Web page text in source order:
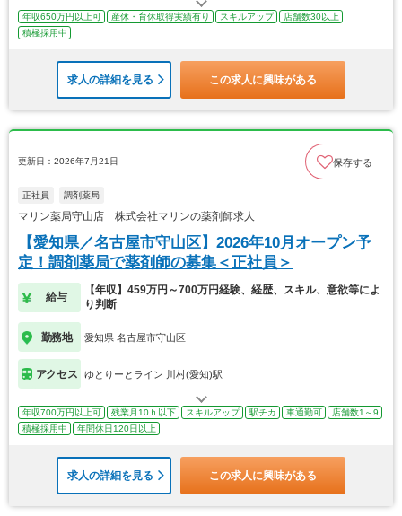
年収650万円以上可 産休・育休取得実績有り スキルアップ
店舗数30以上
積極採用中
求人の詳細を見る この求人に興味がある
更新日：2026年7月21日 保存する
正社員 調剤薬局
マリン薬局守山店 株式会社マリンの薬剤師求人
【愛知県／名古屋市守山区】2026年10月オープン予
定！調剤薬局で薬剤師の募集＜正社員＞
給与
【年収】459万円～700万円経験、経歴、スキル、意欲等によ
り判断
勤務地 愛知県 名古屋市守山区
アクセス ゆとりーとライン 川村(愛知)駅
年収700万円以上可 残業月10ｈ以下 スキルアップ 駅チカ 車通勤可
店舗数1～9
積極採用中
年間休日120日以上
求人の詳細を見る この求人に興味がある